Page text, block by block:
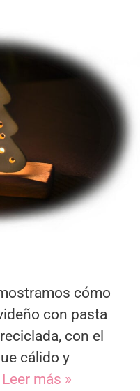
cómo
con pasta
con el
cálido y
Leer más »